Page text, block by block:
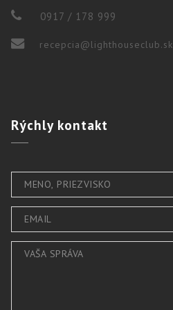
0917 / 178 999
recepcia@lighthouseclub.sk
Rýchlykontakt